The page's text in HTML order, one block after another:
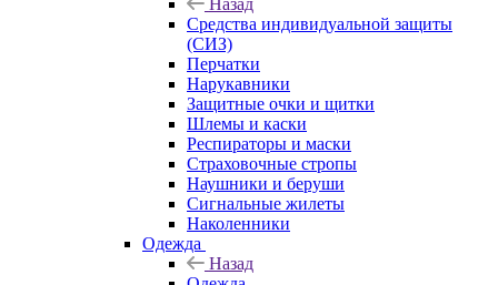
Назад
Средства индивидуальной защиты
(СИЗ)
Перчатки
Нарукавники
Защитные очки и щитки
Шлемы и каски
Респираторы и маски
Страховочные стропы
Наушники и беруши
Сигнальные жилеты
Наколенники
Одежда
Назад